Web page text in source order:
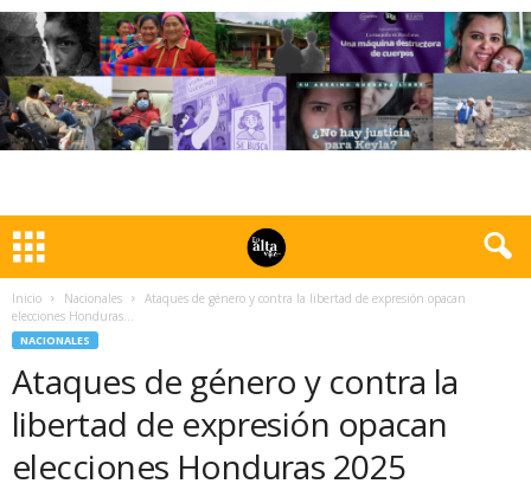
Inicio Nacionales
Ataques de género y contra la libertad de expresión opacan
elecciones Honduras...
NACIONALES
Ataques de género y contra la
libertad de expresión opacan
elecciones Honduras 2025